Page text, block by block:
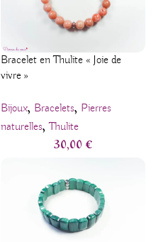
Bracelet en Thulite « Joie de
vivre »
Bijoux, Bracelets, Pierres
naturelles, Thulite
30,00€